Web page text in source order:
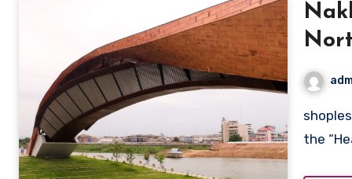
shoplesesne.com – Nakhon Sawan, often referred to as
the